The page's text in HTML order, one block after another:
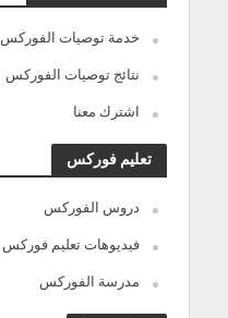
خدمة توصيات الفوركس
نتائج توصيات الفوركس
اشترك معنا
تعليم فوركس
دروس الفوركس
فيديوهات تعليم فوركس
مدرسة الفوركس